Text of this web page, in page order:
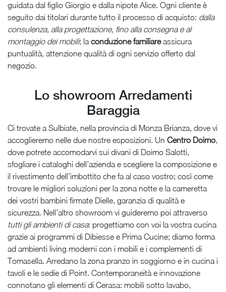
guidata dal figlio Giorgio e dalla nipote Alice. Ogni cliente è
seguito dai titolari durante tutto il processo di acquisto: dalla
consulenza, alla progettazione, fino alla consegna e al
montaggio dei mobili; la conduzione familiareassicura
puntualità, attenzione qualità di ogni servizio offerto dal
negozio.
Lo showroom Arredamenti
Baraggia
Ci trovate a Sulbiate, nella provincia di Monza Brianza, dove vi
accoglieremo nelle due nostre esposizioni. Un Centro Doimo,
dove potrete accomodarvi sui divani di Doimo Salotti,
sfogliare i cataloghi dell’azienda e scegliere la composizione e
il rivestimento dell’imbottito che fa al caso vostro; così come
trovare le migliori soluzioni per la zona notte e la cameretta
dei vostri bambini firmate Dielle, garanzia di qualità e
sicurezza. Nell’altro showroom vi guideremo poi attraverso
tutti gli ambienti di casa: progettiamo con voi la vostra cucina
grazie ai programmi di Dibiesse e Prima Cucine; diamo forma
ad ambienti living moderni con i mobili e i complementi di
Tomasella. Arredano la zona pranzo in soggiorno e in cucina i
tavoli e le sedie di Point. Contemporaneità e innovazione
connotano gli elementi di Cerasa: mobili sotto lavabo,